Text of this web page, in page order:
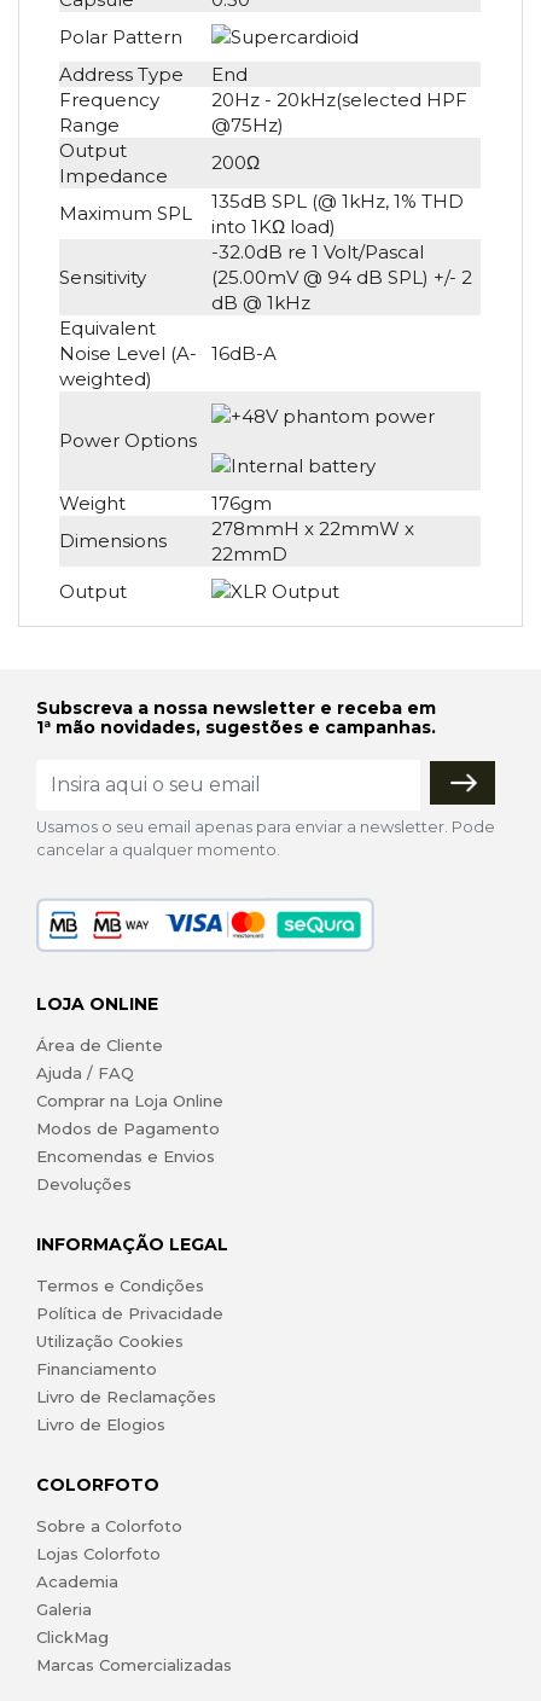
Polar Pattern
Address Type
End
Frequency
Range
20Hz - 20kHz(selected HPF
@75Hz)
Output
Impedance
200Ω
Maximum SPL
135dB SPL (@ 1kHz, 1% THD
into 1KΩ load)
Sensitivity
-32.0dB re 1 Volt/Pascal
(25.00mV @ 94 dB SPL) +/- 2
dB @ 1kHz
Equivalent
Noise Level (A-
weighted)
16dB-A
Power Options
Weight
176gm
Dimensions
278mmH x 22mmW x
22mmD
Output
Subscreva a nossa newsletter e receba em
1ª mão novidades, sugestões e campanhas.
Usamos o seu email apenas para enviar a newsletter. Pode
cancelar a qualquer momento.
LOJA ONLINE
Área de Cliente
Ajuda / FAQ
Comprar na Loja Online
Modos de Pagamento
Encomendas e Envios
Devoluções
INFORMAÇÃO LEGAL
Termos e Condições
Política de Privacidade
Utilização Cookies
Financiamento
Livro de Reclamações
Livro de Elogios
COLORFOTO
Sobre a Colorfoto
Lojas Colorfoto
Academia
Galeria
ClickMag
Marcas Comercializadas